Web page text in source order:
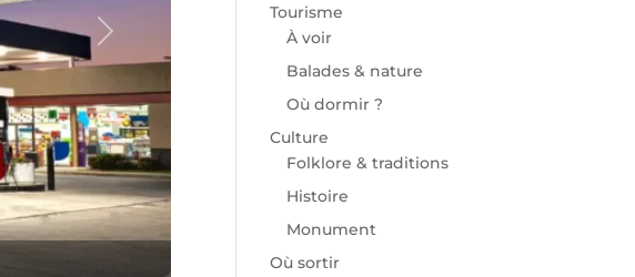
Prochaine
Tourisme
À voir
Balades & nature
Où dormir ?
Culture
Folklore & traditions
Histoire
Monument
Où sortir